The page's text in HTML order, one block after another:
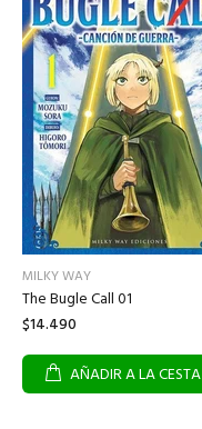
MILKY WAY
The Bugle Call 01
$14.490
AÑADIR A LA CESTA